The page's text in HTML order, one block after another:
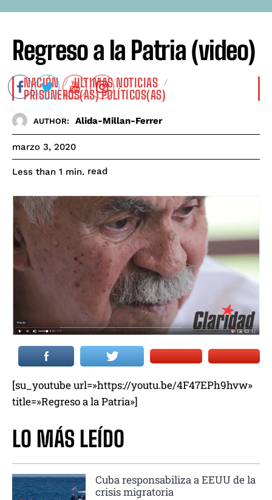
Regreso a la Patria (video)
NACIÓN
ULTIMAS NOTICIAS
PRISONEROS(AS) POLÍTICOS(AS)
AUTHOR: Alida-Millan-Ferrer
marzo 3, 2020
Less than 1 min. read
[su_youtube url=»https://youtu.be/4F47EPh9hvw»
title=»Regreso a la Patria»]
LO MÁS LEÍDO
Cuba responsabiliza a EEUU de la
crisis migratoria